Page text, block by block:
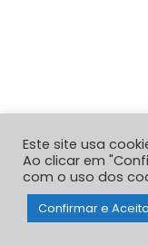
Este site usa
Ao clicar em
com o uso dos
Confirmar e